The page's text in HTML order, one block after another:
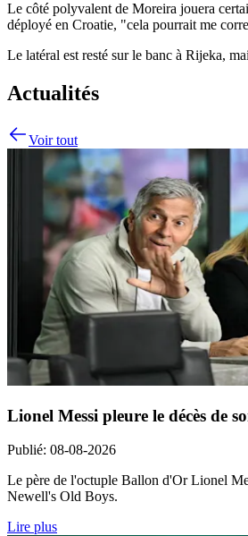
Le côté polyvalent de Moreira jouera
déployé en Croatie, "cela pourrait me
Le latéral est resté sur le banc à Rijeka,
Actualités
Voir tout
Lionel Messi pleure le décès de
Publié: 08-08-2026
Le père de l'octuple Ballon d'Or Lionel
Newell's Old Boys.
Lire plus